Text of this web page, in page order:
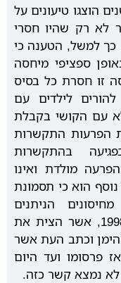
הוצגו טיעונים על
לא רק שהיו חסרי
כך למשל, הטענה כי
ספציפי מיחסה
זו חסרת כל בסיס
לילדים עם
עם הקושי בקבלת
הפרעות התקשרות
בהתקשרות
מולדת ואינו
נוסף הוא כי תסמונת
הניתנים
בילדות. המחקר הראשוני מ-1998, אשר הצית את
וכתב העת אשר
פרסומו ועד היום
נמצא קשר כזה.